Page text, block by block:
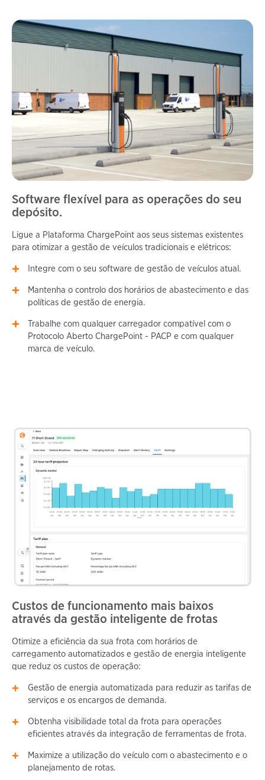
Software flexível para as operações do seu
depósito.
Ligue a Plataforma ChargePoint aos seus sistemas existentes
para otimizar a gestão de veículos tradicionais e elétricos:
Integre com o seu software de gestão de veículos atual.
Mantenha o controlo dos horários de abastecimento e das
políticas de gestão de energia.
Trabalhe com qualquer carregador compatível com o
Protocolo Aberto ChargePoint - PACP e com qualquer
marca de veículo.
Custos de funcionamento mais baixos
através da gestão inteligente de frotas
Otimize a eficiência da sua frota com horários de
carregamento automatizados e gestão de energia inteligente
que reduz os custos de operação:
Gestão de energia automatizada para reduzir as tarifas de
serviços e os encargos de demanda.
Obtenha visibilidade total da frota para operações
eficientes através da integração de ferramentas de frota.
Maximize a utilização do veículo com o abastecimento e o
planejamento de rotas.